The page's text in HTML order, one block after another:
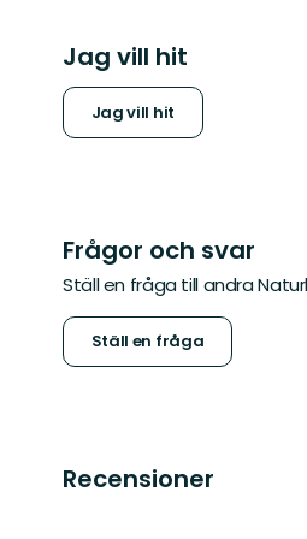
Jag vill hit
Jag vill hit
Frågor och svar
Ställ en fråga till andra
Ställ en fråga
Recensioner